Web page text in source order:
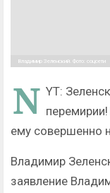
Владимир Зеленский. Фото: соцсети
N YT:
ему совершенно
Владимир
заявление